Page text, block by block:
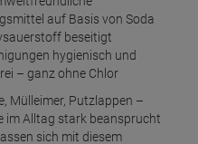
auf Basis von Soda
beseitigt
hygienisch und
– ganz ohne Chlor
Mülleimer, Putzlappen –
im Alltag stark beansprucht
sich mit diesem